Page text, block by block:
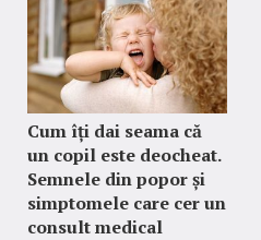
Cum îți dai seama că
un copil este deocheat.
Semnele din popor și
simptomele care cer un
consult medical